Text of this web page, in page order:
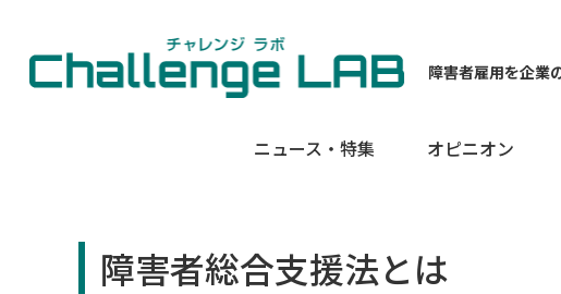
障害者雇用を企業
ニュース・特集 オピニオン
障害者総合支援法とは